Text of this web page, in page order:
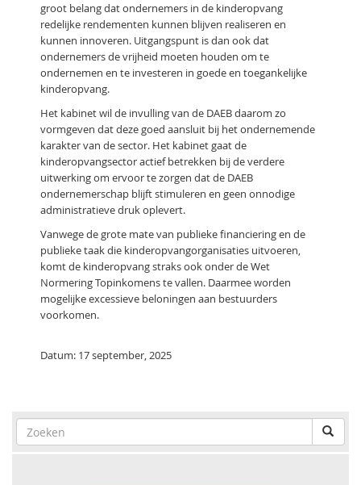
groot belang dat ondernemers in de kinderopvang
redelijke rendementen kunnen blijven realiseren en
kunnen innoveren. Uitgangspunt is dan ook dat
ondernemers de vrijheid moeten houden om te
ondernemen en te investeren in goede en toegankelijke
kinderopvang.
Het kabinet wil de invulling van de DAEB daarom zo
vormgeven dat deze goed aansluit bij het ondernemende
karakter van de sector. Het kabinet gaat de
kinderopvangsector actief betrekken bij de verdere
uitwerking om ervoor te zorgen dat de DAEB
ondernemerschap blijft stimuleren en geen onnodige
administratieve druk oplevert.
Vanwege de grote mate van publieke financiering en de
publieke taak die kinderopvangorganisaties uitvoeren,
komt de kinderopvang straks ook onder de Wet
Normering Topinkomens te vallen. Daarmee worden
mogelijke excessieve beloningen aan bestuurders
voorkomen.
Datum: 17 september, 2025